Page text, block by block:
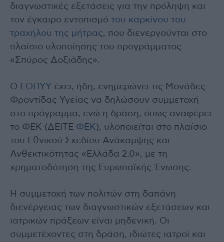
διαγνωστικές εξετάσεις για την πρόληψη και
τον έγκαιρο εντοπισμό του καρκίνου του
τραχήλου της μήτρας, που διενεργούνται στο
πλαίσιο υλοποίησης του προγράμματος
«Σπύρος Δοξιάδης».
Ο ΕΟΠΥΥ έχει, ήδη, ενημερώνει τις Μονάδες
Φροντίδας Υγείας να δηλώσουν συμμετοχή
στο πρόγραμμα, ενώ η δράση, όπως αναφέρει
το ΦΕΚ (ΔΕΙΤΕ ΦΕΚ), υλοποιείται στο πλαίσιο
του Εθνικού Σχεδίου Ανάκαμψης και
Ανθεκτικότητας «Ελλάδα 2.0», με τη
χρηματοδότηση της Ευρωπαϊκής Ένωσης.
Η συμμετοχή των πολιτών στη δαπάνη
διενέργειας των διαγνωστικών εξετάσεων και
ιατρικών πράξεων είναι μηδενική. Οι
συμμετέχοντες στη δράση, ιδιώτες ιατροί και